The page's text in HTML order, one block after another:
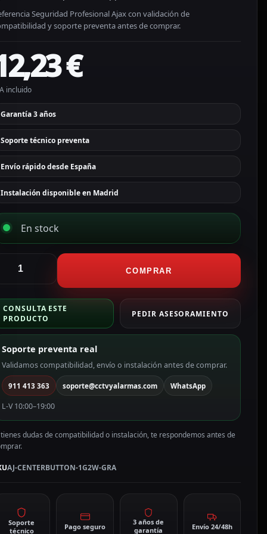
Seguridad Profesional Ajax con validación de
y soporte preventa antes de comprar.
€
incluido
Garantía 3 años
Soporte técnico preventa
Envío rápido desde España
Instalación disponible en Madrid
En stock
COMPRAR
CONSULTA ESTE
PRODUCTO
PEDIR ASESORAMIENTO
Soporte preventa real
Validamos compatibilidad, envío o instalación antes de comprar.
911 413 363 soporte@cctvyalarmas.com WhatsApp
L-V 10:00–19:00
dudas de compatibilidad o instalación, te respondemos antes de
AJ-CENTERBUTTON-1G2W-GRA
Soporte
técnico
Pago seguro
3 años de
garantía
Envío 24/48h